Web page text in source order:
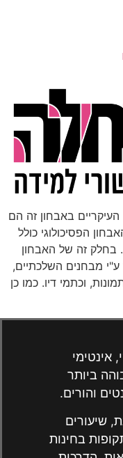
באבחון זה הם
הפסיכולוגי כולל
בחלק זה של האבחון
מבחנים השלכתיים,
וכתמי דיו. כמו כן
אינטימי
ביותר
והורים.
שיעורים
בחינות